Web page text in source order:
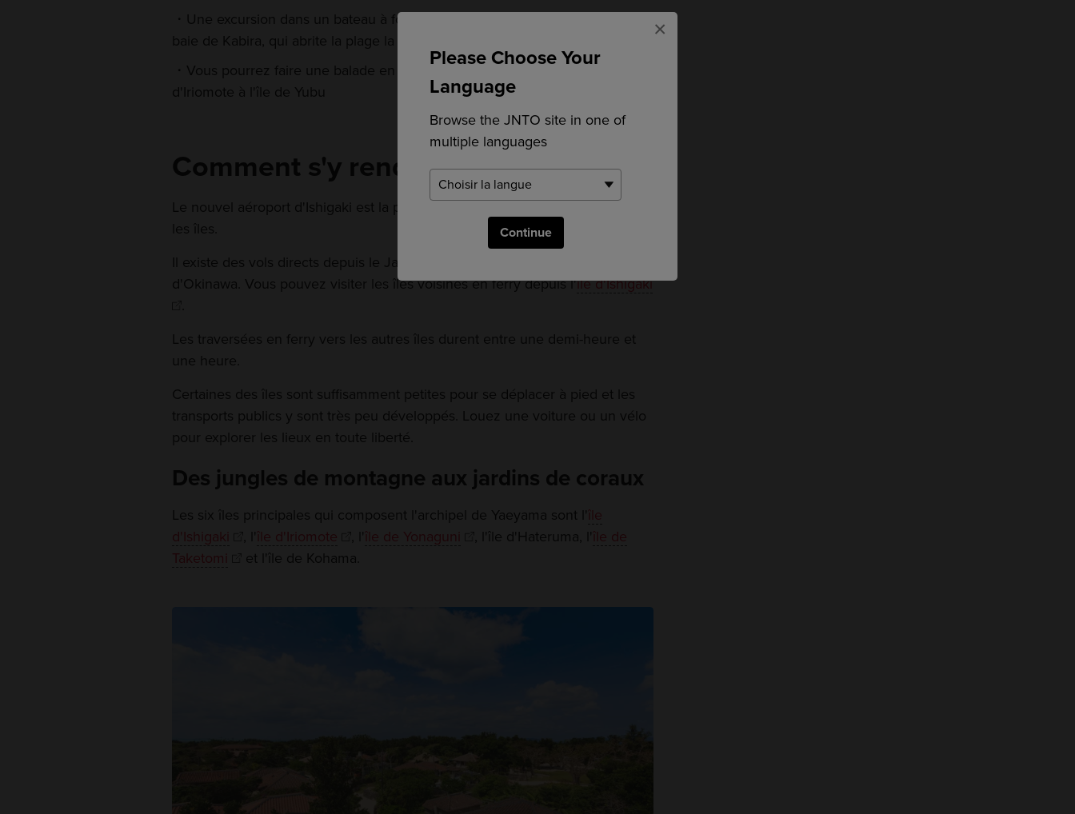
Please Choose Your
Language
Browse the JNTO site in one of
multiple languages
Continue
×
Une excursion dans un bateau à fond de verre vous permet d'explorer la
baie de Kabira, qui abrite la plage la plus célèbre de l'archipel
Vous pourrez faire une balade en charrette tirée par des bisons de l'île
d'Iriomote à l'île de Yubu
Comment s'y rendre
Le nouvel aéroport d'Ishigaki est la plaque tournante pour le transport dans
les îles.
Il existe des vols directs depuis le Japon continental et l'aéroport Naha
d'Okinawa. Vous pouvez visiter les îles voisines en ferry depuis l'île d'Ishigaki
Les traversées en ferry vers les autres îles durent entre une demi-heure et
une heure.
Certaines des îles sont suffisamment petites pour se déplacer à pied et les
transports publics y sont très peu développés. Louez une voiture ou un vélo
pour explorer les lieux en toute liberté.
Des jungles de montagne aux jardins de coraux
Les six îles principales qui composent l'archipel de Yaeyama sont l' île
d'Ishigaki
, l' île d'Iriomote , l' île de Yonaguni , l'île d'Hateruma, l' île de
Taketomi
et l'île de Kohama.